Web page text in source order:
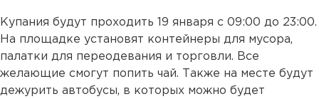
Купания будут проходить 19 января с 09:00 до 23:00.
На площадке установят контейнеры для мусора,
палатки для переодевания и торговли. Все
желающие смогут попить чай. Также на месте будут
дежурить автобусы, в которых можно будет